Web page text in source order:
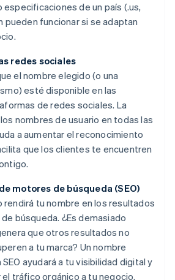
especificaciones de un país (.us,
pueden funcionar si se adaptan
redes sociales
el nombre elegido (o una
esté disponible en las
de redes sociales. La
nombres de usuario en todas las
a aumentar el reconocimiento
que los clientes te encuentren
motores de búsqueda (SEO)
rendirá tu nombre en los resultados
búsqueda. ¿Es demasiado
que otros resultados no
a tu marca? Un nombre
ayudará a tu visibilidad digital y
tráfico orgánico a tu negocio.